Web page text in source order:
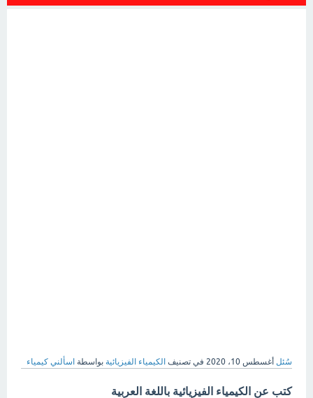
سُئل أغسطس 10، 2020 في تصنيف الكيمياء الفيزيائية بواسطة اسألني كيمياء
كتب عن الكيمياء الفيزيائية باللغة العربية